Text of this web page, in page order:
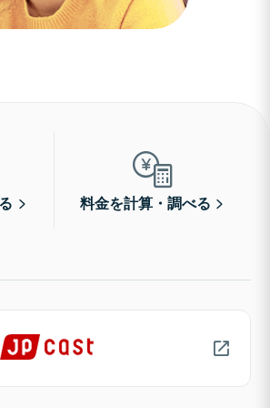
料金を計算・調べる